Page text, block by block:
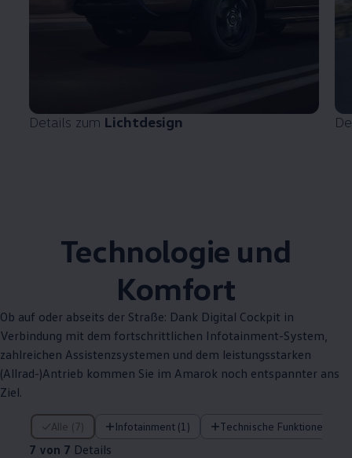
Details zum Lichtdesign
Technologie und
Komfort
Ob auf oder abseits der Straße: Dank Digital Cockpit in
Verbindung mit dem fortschrittlichen Infotainment-System,
zahlreichen Assistenzsystemen und dem leistungsstarken
(Allrad-)Antrieb kommen Sie im Amarok noch entspannter ans
Ziel.
Alle (7) Infotainment (1) Technische Funktionen (4)
7 von 7 Details
7 von 7 Details